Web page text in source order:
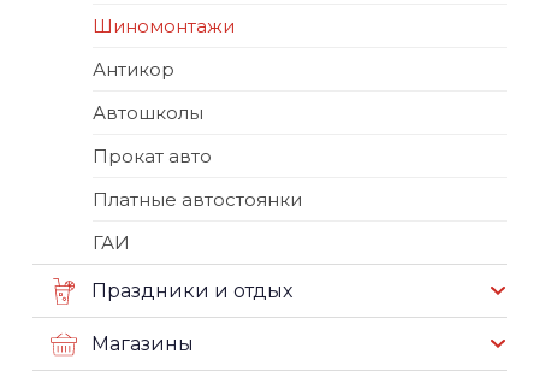
Шиномонтажи
Антикор
Автошколы
Прокат авто
Платные автостоянки
ГАИ
Праздники и отдых
Магазины